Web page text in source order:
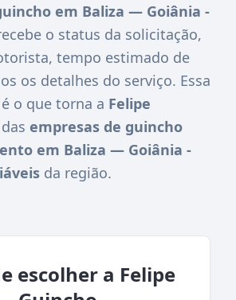
em Baliza — Goiânia -
o status da solicitação,
tempo estimado de
os detalhes do serviço. Essa
o que torna a Felipe
empresas de guincho
em Baliza — Goiânia -
da região.
escolher a Felipe